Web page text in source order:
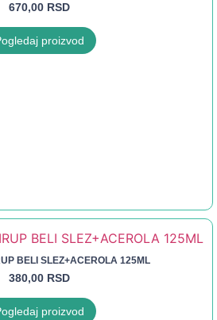
670,00 RSD
proizvod
BELI SLEZ+ACEROLA 125ML
380,00 RSD
proizvod